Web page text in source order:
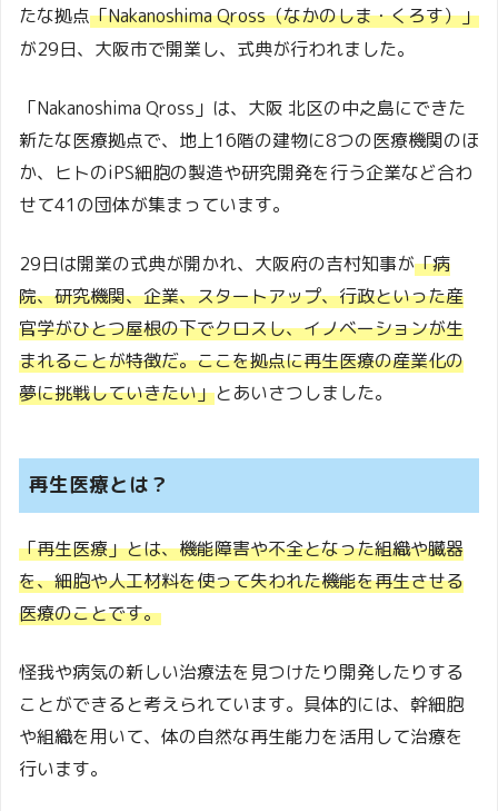
たな拠点「Nakanoshima Qross（なかのしま・くろす）」
が29日、大阪市で開業し、式典が行われました。
「Nakanoshima Qross」は、大阪 北区の中之島にできた
新たな医療拠点で、地上16階の建物に8つの医療機関のほ
か、ヒトのiPS細胞の製造や研究開発を行う企業など合わ
せて41の団体が集まっています。
29日は開業の式典が開かれ、大阪府の吉村知事が「病
院、研究機関、企業、スタートアップ、行政といった産
官学がひとつ屋根の下でクロスし、イノベーションが生
まれることが特徴だ。ここを拠点に再生医療の産業化の
夢に挑戦していきたい」とあいさつしました。
再生医療とは？
「再生医療」とは、機能障害や不全となった組織や臓器
を、細胞や人工材料を使って失われた機能を再生させる
医療のことです。
怪我や病気の新しい治療法を見つけたり開発したりする
ことができると考えられています。具体的には、幹細胞
や組織を用いて、体の自然な再生能力を活用して治療を
行います。